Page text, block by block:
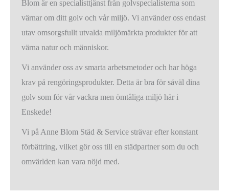
Blom är en specialisttjänst från golvspecialisterna som
värnar om ditt golv och vår miljö. Vi använder oss endast
utav omsorgsfullt utvalda miljömärkta produkter för att
värna natur och människor.
Vi använder oss av smarta arbetsmetoder och har höga
krav på rengöringsprodukter. Detta är bra för såväl dina
golv som för vår vackra men ömtåliga miljö här i
Enskede!
Vi på Anne Blom Städ & Service strävar efter konstant
förbättring, vilket gör oss till en städpartner som du och
omvärlden kan vara nöjd med.